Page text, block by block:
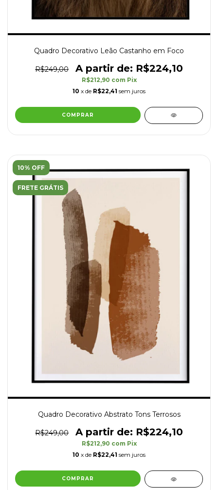
Quadro Decorativo Leão Castanho em Foco
R$249,00 R$224,10
R$212,90 com Pix
10 x de R$22,41 sem juros
COMPRAR
10% OFF
FRETE GRÁTIS
Quadro Decorativo Abstrato Tons Terrosos
R$249,00 R$224,10
R$212,90 com Pix
10 x de R$22,41 sem juros
COMPRAR